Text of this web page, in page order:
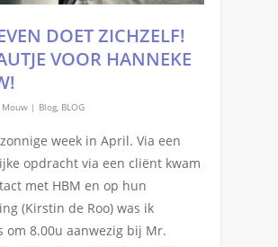
DOET ZICHZELF!
VOOR HANNEKE
Mouw | Blog, BLOG
week in April. Via een
opdracht via een cliënt kwam
met HBM en op hun
(Kirstin de Roo) was ik
om 8.00u aanwezig bij Mr.